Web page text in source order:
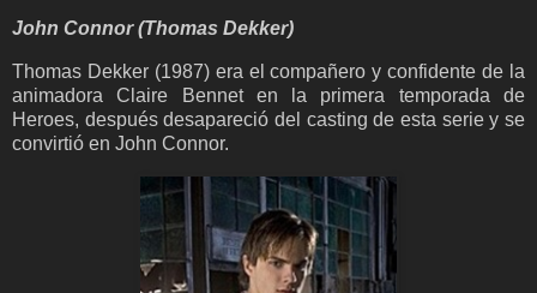
John Connor (Thomas Dekker)
Thomas Dekker (1987) era el compañero y confidente de la
animadora Claire Bennet en la primera temporada de
Heroes, después desapareció del casting de esta serie y se
convirtió en John Connor.